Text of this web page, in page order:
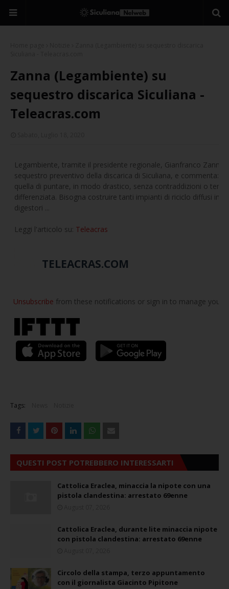
Zanna (Legambiente) su
sequestro discarica Siculiana -
Teleacras.com
Legambiente, tramite il presidente regionale, Gianfranco
sequestro preventivo della discarica di Siculiana, e commenta:
quella di puntare, in modo drastico, senza contraddizioni o
differenziata. Bisogna costruire tanti impianti di riciclo diffusi in
digestori ...
Leggi l'articolo su: Teleacras
TELEACRAS.COM
Unsubscribe from these notifications or sign in to manage your
Tags:
QUESTI POST POTREBBERO INTERESSARTI
Cattolica Eraclea, minaccia la nipote con una
pistola clandestina: arrestato 69enne
Cattolica Eraclea, durante lite minaccia nipote
con pistola clandestina: arrestato 69enne
Circolo della stampa, terzo appuntamento
con il giornalista Giacinto Pipitone